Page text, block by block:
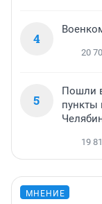
4
20
5
Пошли
пункты
19
МНЕНИЕ